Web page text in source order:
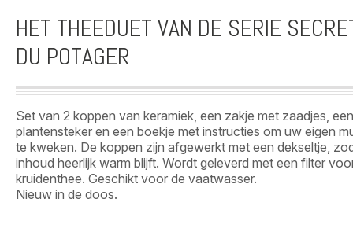
HET THEEDUET VAN DE SERIE
DU POTAGER
Set van 2 koppen van keramiek, een zakje met zaadjes, een
plantensteker en een boekje met instructies om uw eigen
te kweken. De koppen zijn afgewerkt met een dekseltje,
inhoud heerlijk warm blijft. Wordt geleverd met een filter
kruidenthee. Geschikt voor de vaatwasser.
Nieuw in de doos.